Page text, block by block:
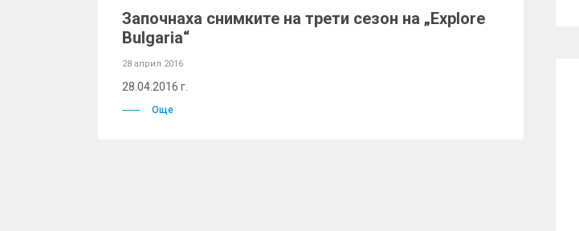
Започнаха снимките на трети сезон на „Explore
Bulgaria“
28 април 2016
28.04.2016 г.
Още